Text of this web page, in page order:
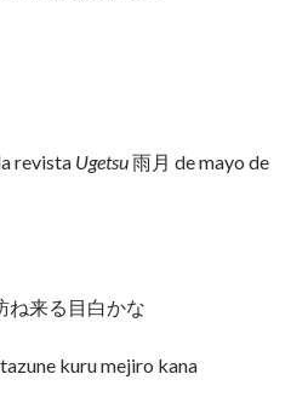
revista Ugetsu雨月 de mayo de
ね来る目白かな
kuru mejiro kana